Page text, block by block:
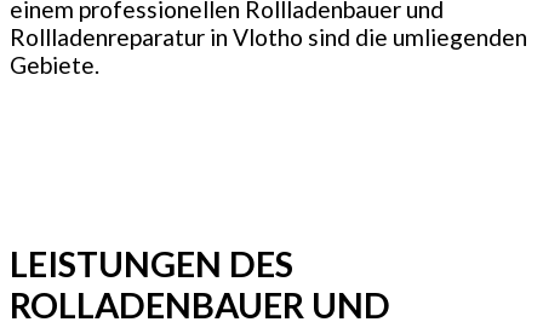
einem professionellen Rollladenbauer und
Rollladenreparatur in Vlotho sind die umliegenden
Gebiete.
LEISTUNGEN DES
ROLLADENBAUER UND